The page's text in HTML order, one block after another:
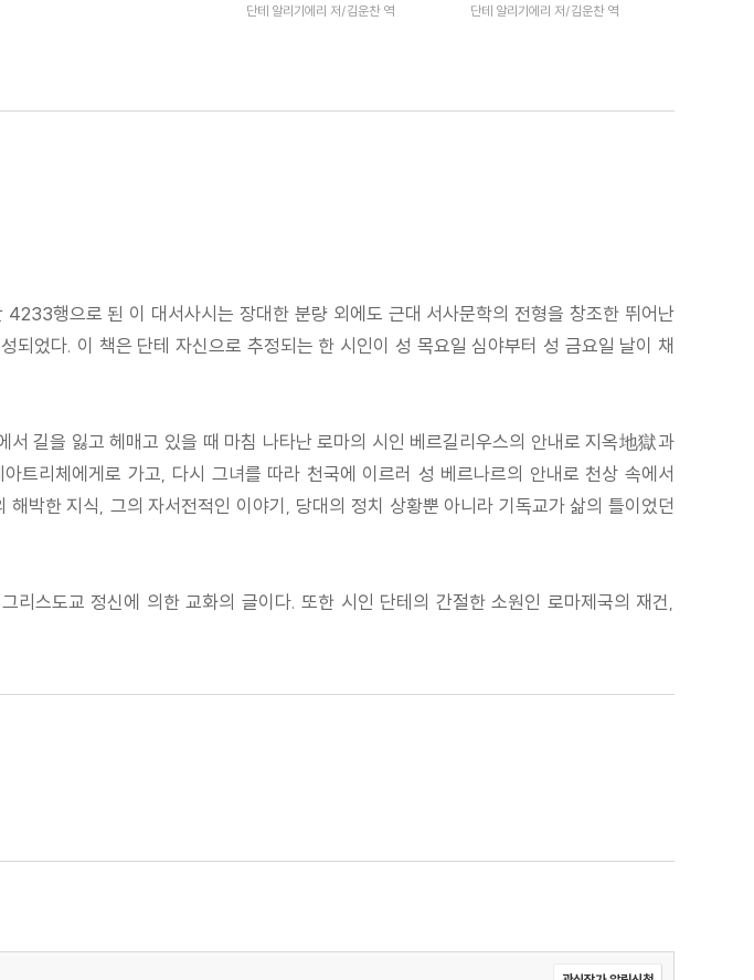
단테 알리기에리 저/김운찬 역 단테 알리기에리 저/김운찬 역
행으로 된 이 대서사시는 장대한 분량 외에도 근대 서사문학의 전형을 창조한 뛰어난
었다. 이 책은 단테 자신으로 추정되는 한 시인이 성 목요일 심야부터 성 금요일 날이 채
길을 잃고 헤매고 있을 때 마침 나타난 로마의 시인 베르길리우스의 안내로 지옥地獄과
리체에게로 가고, 다시 그녀를 따라 천국에 이르러 성 베르나르의 안내로 천상 속에서
박한 지식, 그의 자서전적인 이야기, 당대의 정치 상황뿐 아니라 기독교가 삶의 틀이었던
스도교 정신에 의한 교화의 글이다. 또한 시인 단테의 간절한 소원인 로마제국의 재건,